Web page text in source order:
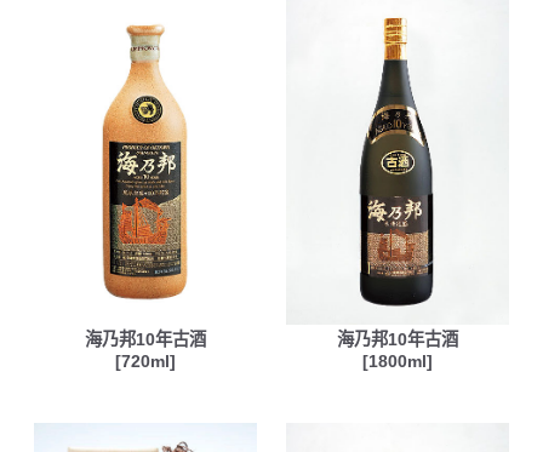
海乃邦10年古酒
[720ml]
海乃邦10年古酒
[1800ml]